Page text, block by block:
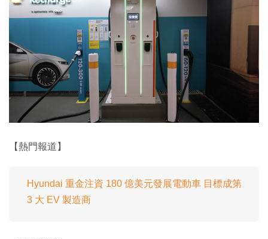
【熱門報道】
Hyundai 重金注資 180 億美元發展電動車 目標成第
3 大 EV 製造商